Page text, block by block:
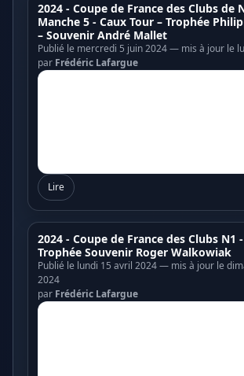
2024 - Coupe de France des Clubs de
Manche 5 - Caux Tour – Trophée
– Souvenir André Mallet
Publié le mercredi 5 juin 2024 — mis à jour le
par Frédéric Lafargue
Lire
2024 - Coupe de France des Clubs N1
Trophée Souvenir Roger Walkowiak
Publié le lundi 15 avril 2024 — mis à jour le
2024
par Frédéric Lafargue